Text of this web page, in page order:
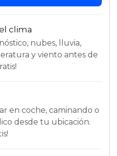
clima
nubes, lluvia,
y viento antes de
en coche, caminando o
desde tu ubicación.